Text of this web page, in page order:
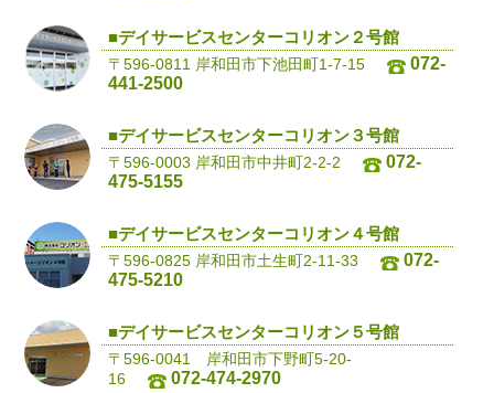
■デイサービスセンターコリオン２号館
〒596-0811 岸和田市下池田町1-7-15
072-
441-2500
■デイサービスセンターコリオン３号館
〒596-0003 岸和田市中井町2-2-2
072-
475-5155
■デイサービスセンターコリオン４号館
〒596-0825 岸和田市土生町2-11-33
072-
475-5210
■デイサービスセンターコリオン５号館
〒596-0041 岸和田市下野町5-20-
16
072-474-2970